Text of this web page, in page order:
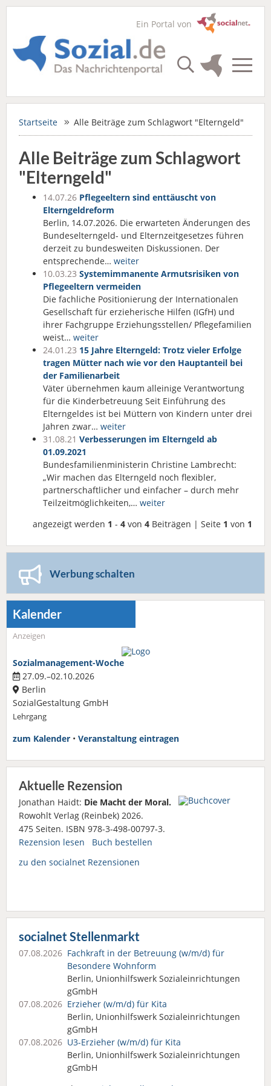
Ein Portal von
Startseite Alle Beiträge zum Schlagwort "Elterngeld"
Alle Beiträge zum Schlagwort
"Elterngeld"
14.07.26 Pflegeeltern sind enttäuscht von
Elterngeldreform
Berlin, 14.07.2026. Die erwarteten Änderungen des
Bundeselterngeld- und Elternzeitgesetzes führen
derzeit zu bundesweiten Diskussionen. Der
entsprechende… weiter
10.03.23 Systemimmanente Armutsrisiken von
Pflegeeltern vermeiden
Die fachliche Positionierung der Internationalen
Gesellschaft für erzieherische Hilfen (IGfH) und
ihrer Fachgruppe Erziehungsstellen/ Pflegefamilien
weist… weiter
24.01.23 15 Jahre Elterngeld: Trotz vieler Erfolge
tragen Mütter nach wie vor den Hauptanteil bei
der Familienarbeit
Väter übernehmen kaum alleinige Verantwortung
für die Kinderbetreuung Seit Einführung des
Elterngeldes ist bei Müttern von Kindern unter drei
Jahren zwar… weiter
31.08.21 Verbesserungen im Elterngeld ab
01.09.2021
Bundesfamilienministerin Christine Lambrecht:
„Wir machen das Elterngeld noch flexibler,
partnerschaftlicher und einfacher – durch mehr
Teilzeitmöglichkeiten,… weiter
angezeigt werden 1 - 4 von 4 Beiträgen | Seite 1 von 1
Werbung schalten
Kalender
Anzeigen
Sozialmanagement-Woche
27.09.–02.10.2026
Berlin
SozialGestaltung GmbH
Lehrgang
zum Kalender • Veranstaltung eintragen
Aktuelle Rezension
Jonathan Haidt: Die Macht der Moral.
Rowohlt Verlag (Reinbek) 2026.
475 Seiten. ISBN 978-3-498-00797-3.
Rezension lesen
Buch bestellen
zu den socialnet Rezensionen
socialnet Stellenmarkt
07.08.2026 Fachkraft in der Betreuung (w/m/d) für
Besondere Wohnform
Berlin, Unionhilfswerk Sozialeinrichtungen
gGmbH
07.08.2026 Erzieher (w/m/d) für Kita
Berlin, Unionhilfswerk Sozialeinrichtungen
gGmbH
07.08.2026 U3-Erzieher (w/m/d) für Kita
Berlin, Unionhilfswerk Sozialeinrichtungen
gGmbH